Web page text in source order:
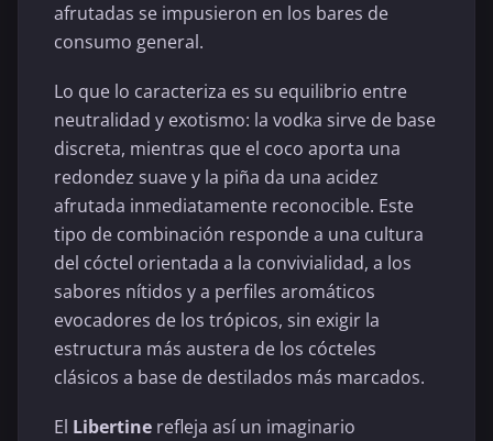
afrutadas se impusieron en los bares de
consumo general.
Lo que lo caracteriza es su equilibrio entre
neutralidad y exotismo: la vodka sirve de base
discreta, mientras que el coco aporta una
redondez suave y la piña da una acidez
afrutada inmediatamente reconocible. Este
tipo de combinación responde a una cultura
del cóctel orientada a la convivialidad, a los
sabores nítidos y a perfiles aromáticos
evocadores de los trópicos, sin exigir la
estructura más austera de los cócteles
clásicos a base de destilados más marcados.
El Libertine refleja así un imaginario